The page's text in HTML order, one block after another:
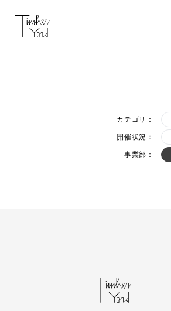
カテゴリ ：
開催状況 ：
事業部 ：